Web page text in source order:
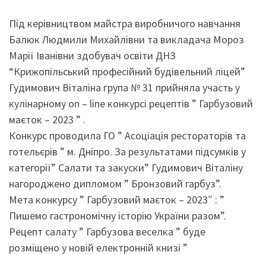
Під керівництвом майстра виробничого навчання
Балюк Людмили Михайлівни та викладача Мороз
Марії Іванівни здобувач освіти ДНЗ
“Крижопільський професійний будівельний ліцей”
Гудимович Віталіна група № 31 прийняла участь у
кулінарному on – line конкурсі рецептів ” Гарбузовий
маєток – 2023 ” .
Конкурс проводила ГО ” Асоціація рестораторів та
готельєрів ” м. Дніпро. За результатами підсумків у
категорії” Салати та закуски” Гудимович Віталіну
нагороджено дипломом ” Бронзовий гарбуз”.
Мета конкурсу ” Гарбузовий маєток – 2023″ : ”
Пишемо гастрономічну історію України разом”.
Рецепт салату ” Гарбузова веселка ” буде
розміщено у новій електронній книзі ”